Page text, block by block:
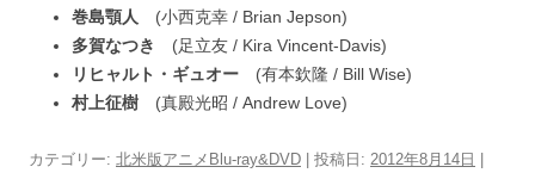
巻島顎人 (小西克幸 / Brian Jepson)
多賀なつき
(足立友 / Kira Vincent-Davis)
リヒャルト・ギュオー (有本欽隆 / Bill Wise)
村上征樹 (真殿光昭 / Andrew Love)
カテゴリー: 北米版アニメBlu-ray&DVD | 投稿日: 2012年8月14日